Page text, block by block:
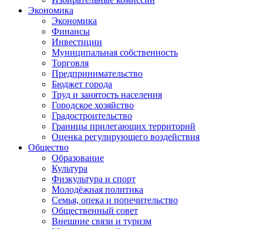
Экономика
Экономика
Финансы
Инвестиции
Муниципальная собственность
Торговля
Предпринимательство
Бюджет города
Труд и занятость населения
Городское хозяйство
Градостроительство
Границы прилегающих территорий
Оценка регулирующего воздействия
Общество
Образование
Культура
Физкультура и спорт
Молодёжная политика
Семья, опека и попечительство
Общественный совет
Внешние связи и туризм